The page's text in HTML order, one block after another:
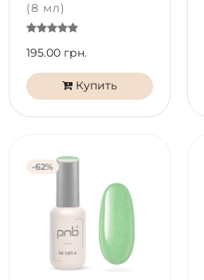
(8 мл)
195.00 грн.
Купить
-62%